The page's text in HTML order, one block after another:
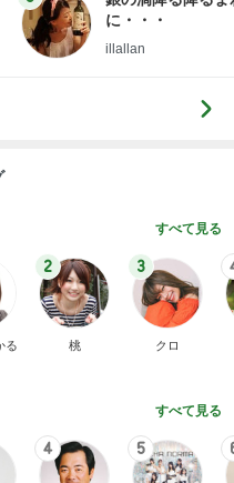
に・・・
illallan
すべて見る
2 3
すべて見る
4 5